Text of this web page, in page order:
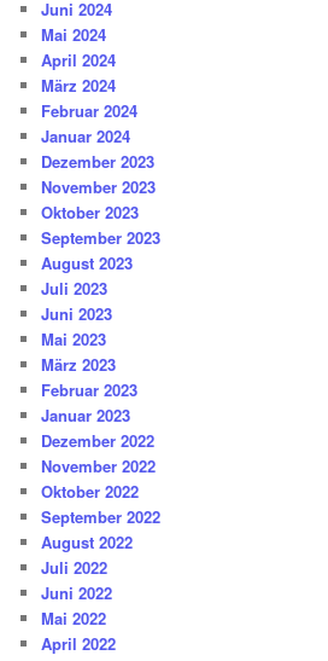
Juni 2024
Mai 2024
April 2024
März 2024
Februar 2024
Januar 2024
Dezember 2023
November 2023
Oktober 2023
September 2023
August 2023
Juli 2023
Juni 2023
Mai 2023
März 2023
Februar 2023
Januar 2023
Dezember 2022
November 2022
Oktober 2022
September 2022
August 2022
Juli 2022
Juni 2022
Mai 2022
April 2022